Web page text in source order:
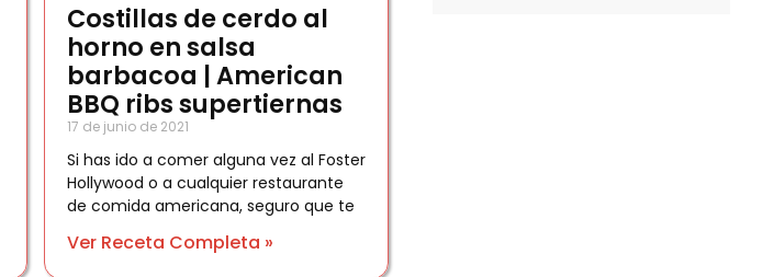
Costillas de cerdo al
horno en salsa
barbacoa | American
BBQ ribs supertiernas
17 de junio de 2021
Si has ido a comer alguna vez al Foster
Hollywood o a cualquier restaurante
de comida americana, seguro que te
Ver Receta Completa »